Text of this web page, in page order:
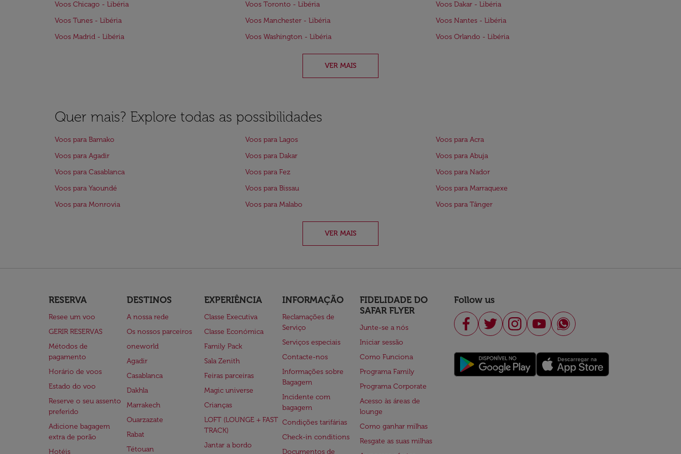
Voos Chicago - Libéria Voos Toronto - Libéria
Voos Dakar - Libéria
Voos Tunes - Libéria
Voos Manchester - Libéria
Voos Nantes - Libéria
Voos Madrid - Libéria
Voos Washington - Libéria Voos Orlando - Libéria
VER MAIS
Quer mais? Explore todas as possibilidades
Voos para Bamako Voos para Lagos
Voos para Acra
Voos para Agadir
Voos para Dakar
Voos para Abuja
Voos para Casablanca
Voos para Fez
Voos para Nador
Voos para Yaoundé
Voos para Bissau
Voos para Marraquexe
Voos para Monrovia
Voos para Malabo Voos para Tânger
VER MAIS
RESERVA
Resee um voo
GERIR RESERVAS
Métodos de
pagamento
Horário de voos
Estado do voo
Reserve o seu assento
preferido
Adicione bagagem
extra de porão
Hotéis
DESTINOS
A nossa rede
Os nossos parceiros
oneworld
Agadir
Casablanca
Dakhla
Marrakech
Ouarzazate
Rabat
Tétouan
EXPERIÊNCIA
Classe Executiva
Classe Económica
Family Pack
Sala Zenith
Feiras parceiras
Magic universe
Crianças
LOFT (LOUNGE + FAST
TRACK)
Jantar a bordo
INFORMAÇÃO
Reclamações de
Serviço
Serviços especiais
Contacte-nos
Informações sobre
Bagagem
Incidente com
bagagem
Condições tarifárias
Check-in conditions
Documentos de
FIDELIDADE DO
SAFAR FLYER
Junte-se a nós
Iniciar sessão
Como Funciona
Programa Family
Programa Corporate
Acesso às áreas de
lounge
Como ganhar milhas
Resgate as suas milhas
Follow us